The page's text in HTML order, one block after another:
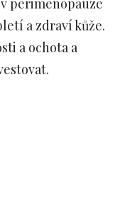
perimenopauze
a zdraví kůže.
a ochota a